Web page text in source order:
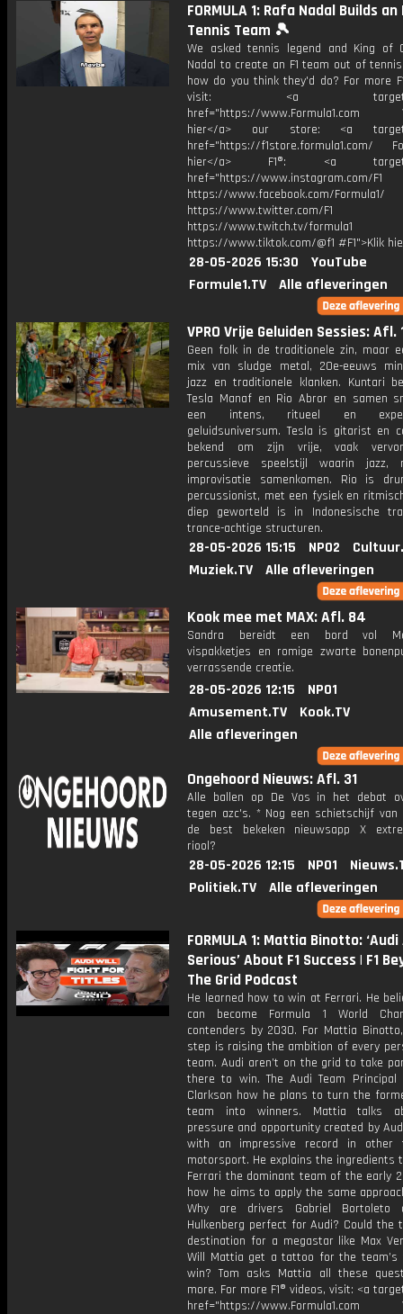
FORMULA 1: Rafa Nadal Builds an
Tennis Team 🎾
We asked tennis legend and King of
Nadal to create an F1 team out of
how do you think they'd do? For more
visit: <a
href="https://www.Formula1.com
hier</a> our store: <a
href="https://f1store.formula1.com/
hier</a> F1®: <a
href="https://www.instagram.com/F1
https://www.facebook.com/Formula1/
https://www.twitter.com/F1
https://www.twitch.tv/formula1
https://www.tiktok.com/@f1 #F1">Klik
28-05-2026 15:30
YouTube
Formule1.TV
Alle afleveringen
VPRO Vrije Geluiden Sessies: Afl.
Geen folk in de traditionele zin, maar
mix van sludge metal, 20e-eeuws
jazz en traditionele klanken. Kuntari
Tesla Manaf en Rio Abror en samen
een intens, ritueel en
geluidsuniversum. Tesla is gitarist en
bekend om zijn vrije, vaak
percussieve speelstijl waarin jazz,
improvisatie samenkomen. Rio is
percussionist, met een fysiek en
diep geworteld is in Indonesische
trance-achtige structuren.
28-05-2026 15:15 NPO2
Muziek.TV
Alle afleveringen
Kook mee met MAX: Afl. 84
Sandra bereidt een bord vol
vispakketjes en romige zwarte
verrassende creatie.
28-05-2026 12:15
NPO1
Amusement.TV
Kook.TV
Alle afleveringen
Ongehoord Nieuws: Afl. 31
Alle ballen op De Vos in het debat
tegen azc's. * Nog een schietschijf van
de best bekeken nieuwsapp X
riool?
28-05-2026 12:15 NPO1
Politiek.TV
Alle afleveringen
FORMULA 1: Mattia Binotto:
Serious’ About F1 Success | F1
The Grid Podcast
He learned how to win at Ferrari. He
can become Formula 1 World
contenders by 2030. For Mattia
step is raising the ambition of every
team. Audi aren’t on the grid to take
there to win. The Audi Team Principal
Clarkson how he plans to turn the
team into winners. Mattia talks
pressure and opportunity created by
with an impressive record in other
motorsport. He explains the ingredients
Ferrari the dominant team of the early
how he aims to apply the same
Why are drivers Gabriel Bortoleto
Hulkenberg perfect for Audi? Could the
destination for a megastar like Max
Will Mattia get a tattoo for the
win? Tom asks Mattia all these
more. For more F1® videos, visit: <a
href="https://www.Formula1.com